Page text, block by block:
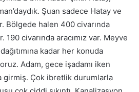
Şuan sadece Hatay ve
Bölgede halen 400 civarında
civarında aracımız var. Meyve
kadar her konuda
Adam, gece işadamı iken
girmiş. Çok ibretlik durumlarla